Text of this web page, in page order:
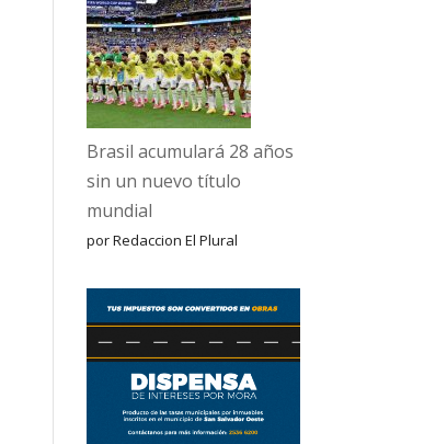
Brasil acumulará 28 años
sin un nuevo título
mundial
por Redaccion El Plural